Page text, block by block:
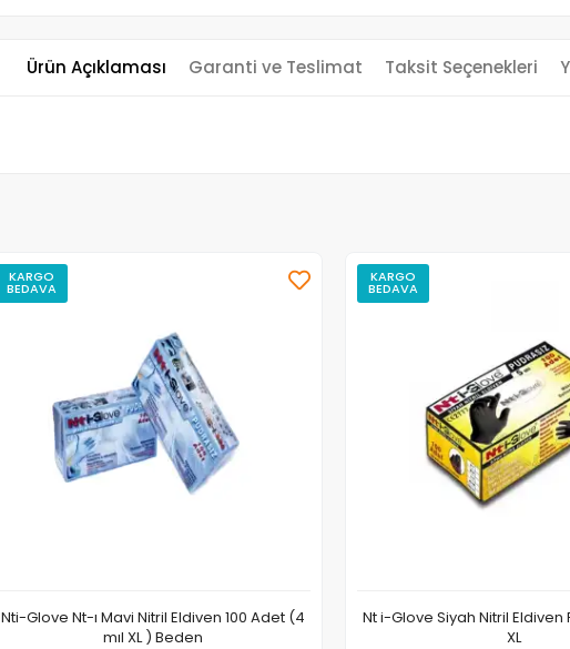
Ürün Açıklaması Garanti ve Teslimat Taksit Seçenekleri
KARGO
BEDAVA
Nti-Glove Nt-ı Mavi Nitril Eldiven 100 Adet (4
mıl XL ) Beden
KARGO
BEDAVA
Nt i-Glove Siyah Nitril Eldiven
XL